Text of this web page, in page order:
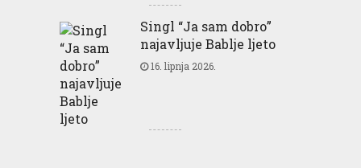
Singl “Ja sam dobro”
najavljuje Bablje ljeto
16. lipnja 2026.